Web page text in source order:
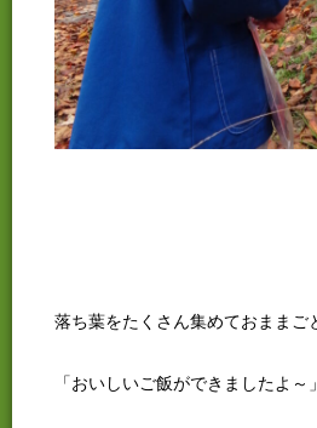
落ち葉をたくさん集めておままご
「おいしいご飯ができましたよ～」